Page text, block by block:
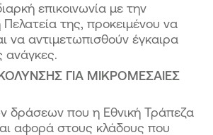
επικοινωνία με την
Πελατεία της, προκειμένου να
να αντιμετωπισθούν έγκαιρα
ανάγκες.
ΓΙΑ ΜΙΚΡΟΜΕΣΑΙΕΣ
δράσεων που η Εθνική Τράπεζα
αφορά στους κλάδους που